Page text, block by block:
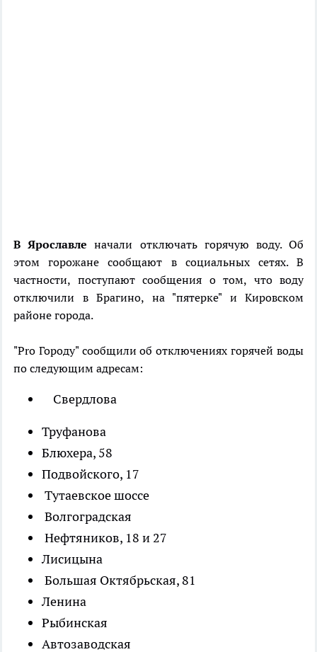
В Ярославленачали отключать горячую воду. Об
этом горожане сообщают в социальных сетях. В
частности, поступают сообщения о том, что воду
отключили в Брагино, на "пятерке" и Кировском
районе города.
"Pro Городу" сообщили об отключениях горячей воды
по следующим адресам:
Свердлова
Труфанова
Блюхера, 58
Подвойского, 17
Тутаевское шоссе
Волгоградская
Нефтяников, 18 и 27
Лисицына
Большая Октябрьская, 81
Ленина
Рыбинская
Автозаводская